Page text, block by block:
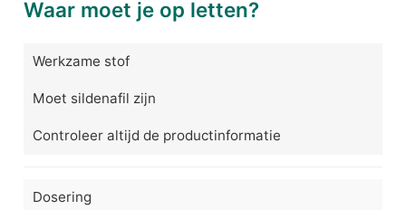
Waar moet je op letten?
Werkzame stof
Moet sildenafil zijn
Controleer altijd de productinformatie
Dosering